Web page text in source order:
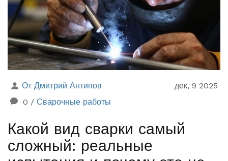
От Дмитрий Антипов
дек, 9 2025
0 / Сварочные работы
Какой вид сварки самый
сложный: реальные